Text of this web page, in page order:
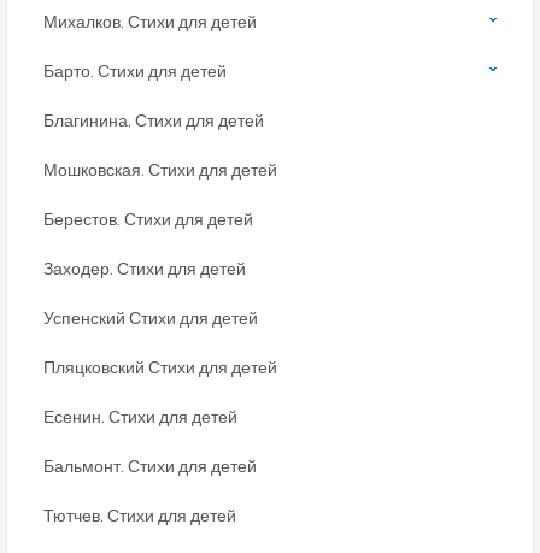
Михалков. Стихи для детей
Барто. Стихи для детей
Благинина. Стихи для детей
Мошковская. Стихи для детей
Берестов. Стихи для детей
Заходер. Стихи для детей
Успенский Стихи для детей
Пляцковский Стихи для детей
Есенин. Стихи для детей
Бальмонт. Стихи для детей
Тютчев. Стихи для детей